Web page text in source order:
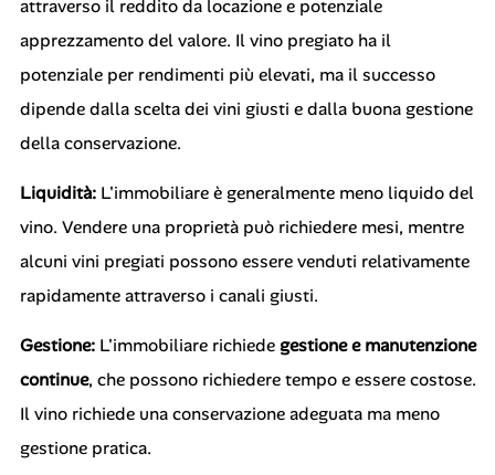
attraverso il reddito da locazione e potenziale
apprezzamento del valore. Il vino pregiato ha il
potenziale per rendimenti più elevati, ma il successo
dipende dalla scelta dei vini giusti e dalla buona gestione
della conservazione.
Liquidità:L'immobiliare è generalmente meno liquido del
vino. Vendere una proprietà può richiedere mesi, mentre
alcuni vini pregiati possono essere venduti relativamente
rapidamente attraverso i canali giusti.
Gestione:L'immobiliare richiedegestione e manutenzione
continue, che possono richiedere tempo e essere costose.
Il vino richiede una conservazione adeguata ma meno
gestione pratica.